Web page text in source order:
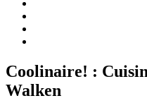
Coolinaire! :
Walken